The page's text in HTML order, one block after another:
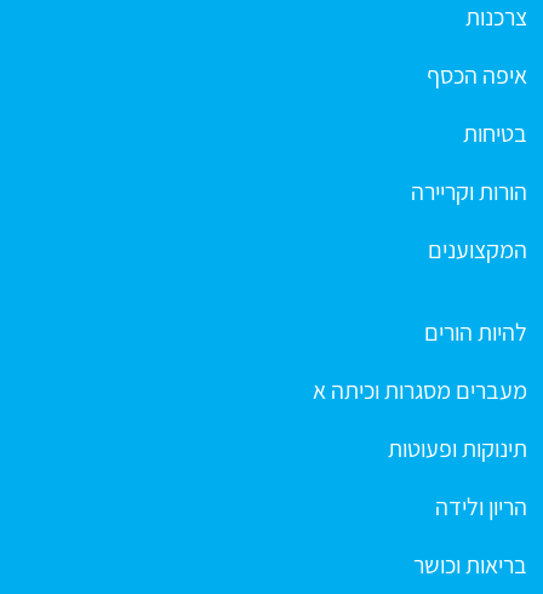
צרכנות
איפה הכסף
בטיחות
הורות וקריירה
המקצוענים
להיות הורים
מעברים מסגרות וכיתה א
תינוקות ופעוטות
הריון ולידה
בריאות וכושר